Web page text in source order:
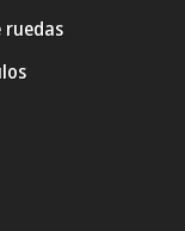
ruedas